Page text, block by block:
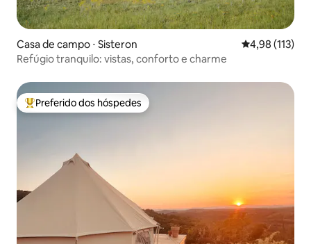
Casa de campo ⋅ Sisteron 4,98 de uma
4,98 (113)
Refúgio tranquilo: vistas, conforto e charme
Entre os melhores preferidos dos hóspedes
Preferido dos hóspedes